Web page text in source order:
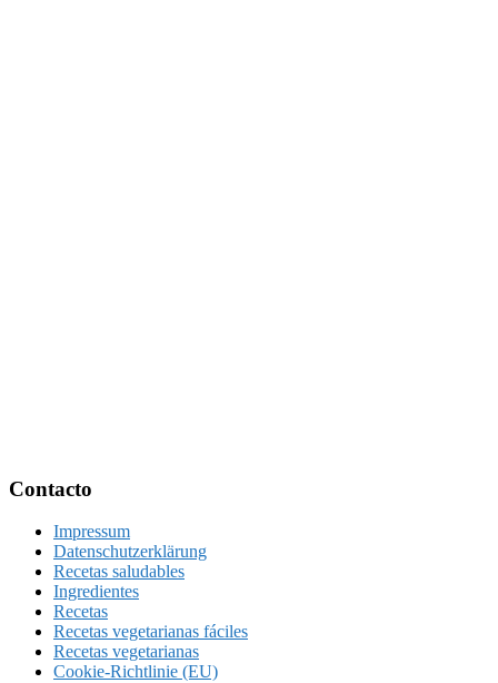
Footer
Contacto
Impressum
Datenschutzerklärung
Recetas saludables
Ingredientes
Recetas
Recetas vegetarianas fáciles
Recetas vegetarianas
Cookie-Richtlinie (EU)